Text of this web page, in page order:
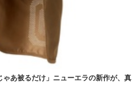
ゃあ被るだけ」ニューエラの新作が、真